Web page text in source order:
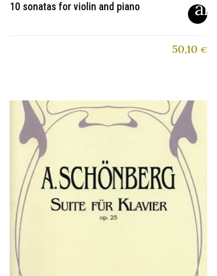
10 sonatas for violin and piano
50,10 €